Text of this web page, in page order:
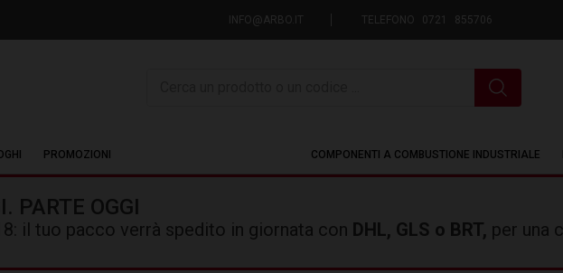
INFO@ARBO.IT TELEFONO 0721 855706
PROMOZIONI COMPONENTI A COMBUSTIONE INDUSTRIALE
PARTE OGGI
il tuo pacco verrà spedito in giornata con DHL, GLS o BRT, per una